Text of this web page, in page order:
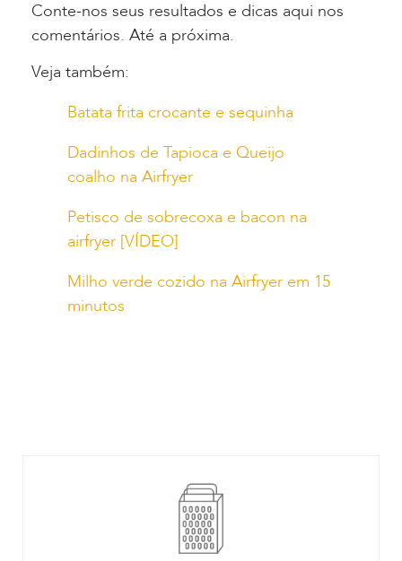
Conte-nos seus resultados e dicas aqui nos
comentários. Até a próxima.
Veja também:
Batata frita crocante e sequinha
Dadinhos de Tapioca e Queijo
coalho na Airfryer
Petisco de sobrecoxa e bacon na
airfryer [VÍDEO]
Milho verde cozido na Airfryer em 15
minutos